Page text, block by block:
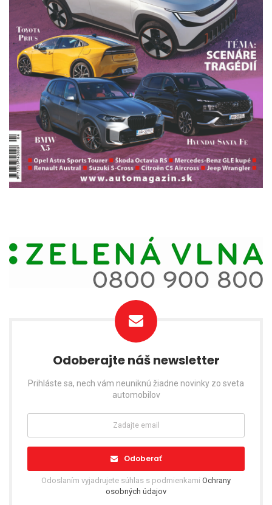
Odoberajte náš newsletter
Prihláste sa, nech vám neuniknú žiadne novinky zo sveta
automobilov
Odoberať
Odoslaním vyjadrujete súhlas s podmienkami Ochrany
osobných údajov